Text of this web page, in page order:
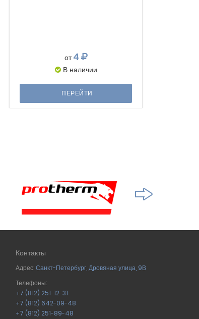
от4
В наличии
ПЕРЕЙТИ
Контакты
Адрес:Санкт-Петербург, Дровяная улица, 9В
Телефоны:
+7 (812) 251-12-31
+7 (812) 642-09-48
+7 (812) 251-89-48